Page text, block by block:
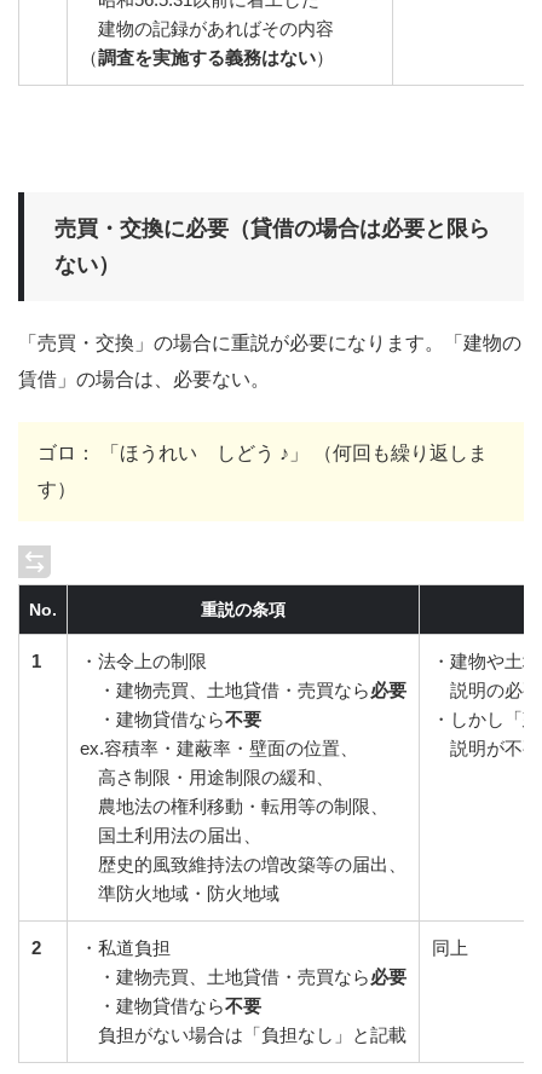
建物の記録があればその内容
（調査を実施する義務はない）
売買・交換に必要（貸借の場合は必要と限ら
ない）
「売買・交換」の場合に重説が必要になります。「建物の
賃借」の場合は、必要ない。
ゴロ： 「ほうれい しどう ♪」 （何回も繰り返しま
す）
No. 重説の条項
1
・法令上の制限
・建物売買、土地貸借・売買なら必要
・建物貸借なら不要
ex.容積率・建蔽率・壁面の位置、
高さ制限・用途制限の緩和、
農地法の権利移動・転用等の制限、
国土利用法の届出、
歴史的風致維持法の増改築等の届出、
準防火地域・防火地域
・建物や土
説明の必
・しかし「
説明が不要
2
・私道負担
・建物売買、土地貸借・売買なら必要
・建物貸借なら不要
負担がない場合は「負担なし」と記載
同上